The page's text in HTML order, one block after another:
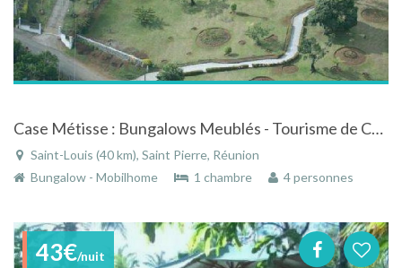
Case Métisse : Bungalows Meublés - Tourisme de Charme
Saint-Louis (40 km), Saint Pierre, Réunion
Bungalow - Mobilhome
1 chambre 4 personnes
43€/nuit